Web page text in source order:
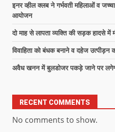
इनर व्हील क्लब ने गर्भवती महिलाओं व
आयोजन
दो माह से लापता व्यक्ति की सड़क हादसे में
विवाहिता को बंधक बनाने व दहेज उत्पीड़न
अवैध खनन में बुलडोजर पकड़े जाने पर
RECENT COMMENTS
No comments to show.